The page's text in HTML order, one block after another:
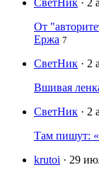
СветНик · 2
От
Ержа 7
СветНик · 2
Вшивая
СветНик · 2
Там пишут:
krutoi · 29